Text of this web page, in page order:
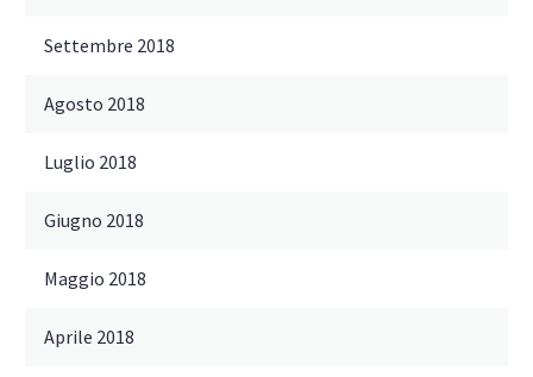
Settembre 2018
Agosto 2018
Luglio 2018
Giugno 2018
Maggio 2018
Aprile 2018